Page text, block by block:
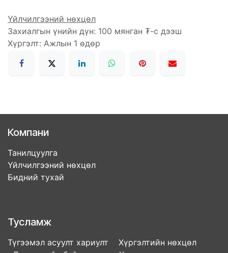
Үйлчилгээний нөхцөл
Захиалгын үнийн дүн: 100 мянган ₮-с дээш
Хүргэлт: Ажлын 1 өдөр
Компани
Танилцуулга
Үйлчилгээний нөхцөл
Бидний тухай
Тусламж
Түгээмэл асуулт хариулт Хүргэлтийн нөхцөл